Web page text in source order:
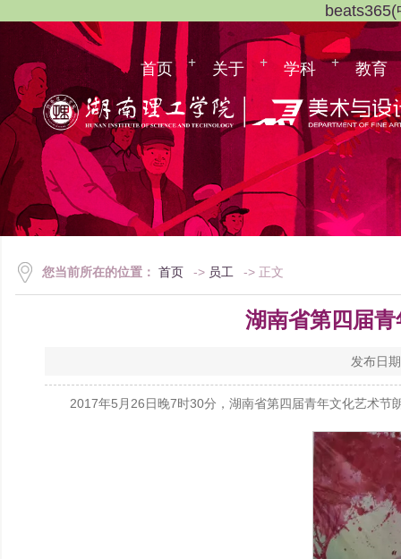
首页 关于 学科 教育
您当前所在的位置： 首页 -> 员工 -> 正文
湖南省第四届
发布日
2017年5月26日晚7时30分，湖南省第四届青年文化艺术